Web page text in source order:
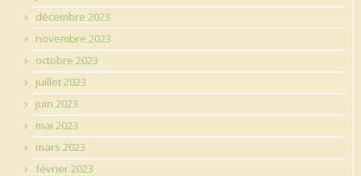
décembre 2023
novembre 2023
octobre 2023
juillet 2023
juin 2023
mai 2023
mars 2023
février 2023